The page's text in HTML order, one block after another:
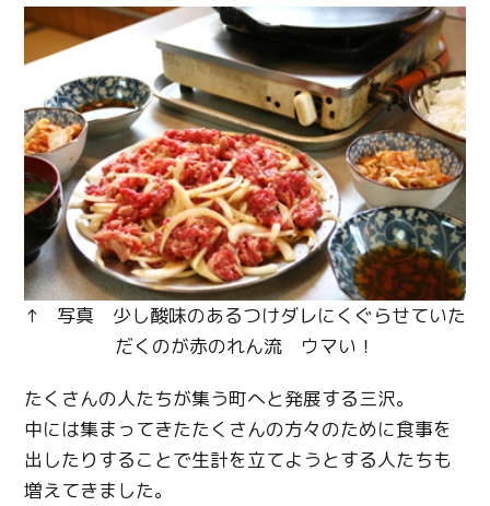
↑ 写真 少し酸味のあるつけダレにくぐらせていた
だくのが赤のれん流 ウマい！
たくさんの人たちが集う町へと発展する三沢。
中には集まってきたたくさんの方々のために食事を
出したりすることで生計を立てようとする人たちも
増えてきました。